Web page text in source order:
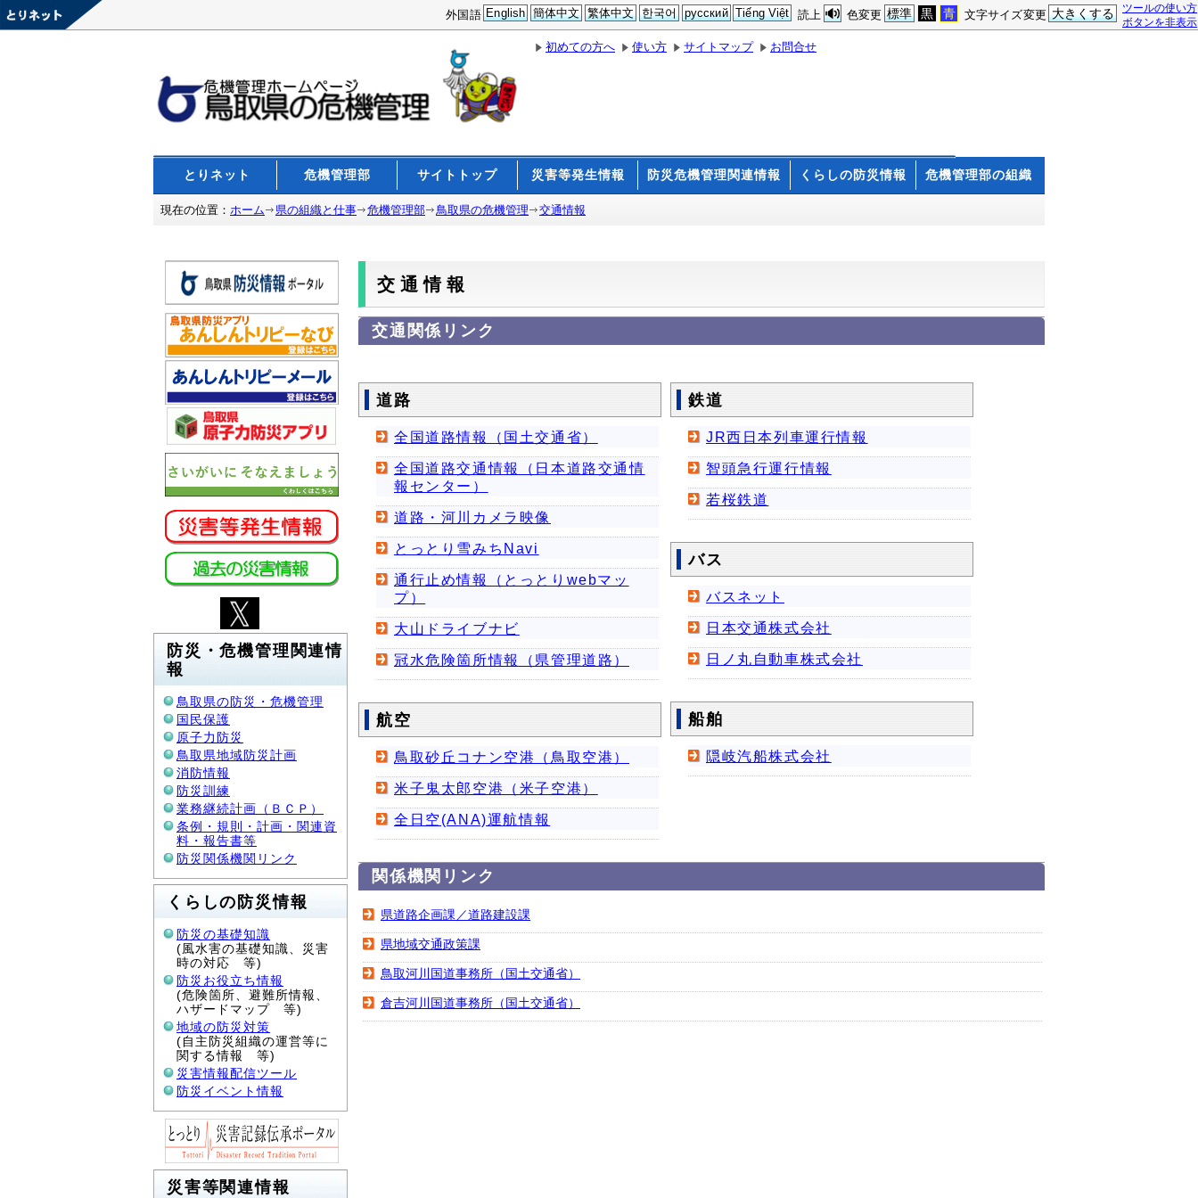
ツールの使い方
ボタンを非表示
文字サイズ変更 大きくする
色変更 標準 黒 青
読上
外国語 English 簡体中文 繁体中文 한국어 русский Tiếng Việt
初めての方へ 使い方 サイトマップ お問合せ
とりネット 危機管理部 サイトトップ 災害等発生情報 防災危機管理関連情報 くらしの防災情報 危機管理部の組織
現在の位置： ホーム 県の組織と仕事 危機管理部 鳥取県の危機管理 交通情報
防災・危機管理関連情
報
鳥取県の防災・危機管理
国民保護
原子力防災
鳥取県地域防災計画
消防情報
防災訓練
業務継続計画（ＢＣＰ）
条例・規則・計画・関連資
料・報告書等
防災関係機関リンク
くらしの防災情報
防災の基礎知識
(風水害の基礎知識、災害
時の対応 等)
防災お役立ち情報
(危険箇所、避難所情報、
ハザードマップ 等)
地域の防災対策
(自主防災組織の運営等に
関する情報 等)
災害情報配信ツール
防災イベント情報
災害等関連情報
交通情報
交通関係リンク
道路
全国道路情報（国土交通省）
全国道路交通情報（日本道路交通情
報センター）
道路・河川カメラ映像
とっとり雪みちNavi
通行止め情報（とっとりwebマッ
プ）
大山ドライブナビ
冠水危険箇所情報（県管理道路）
航空
鳥取砂丘コナン空港（鳥取空港）
米子鬼太郎空港（米子空港）
全日空(ANA)運航情報
鉄道
JR西日本列車運行情報
智頭急行運行情報
若桜鉄道
バス
バスネット
日本交通株式会社
日ノ丸自動車株式会社
船舶
隠岐汽船株式会社
関係機関リンク
県道路企画課／道路建設課
県地域交通政策課
鳥取河川国道事務所（国土交通省）
倉吉河川国道事務所（国土交通省）